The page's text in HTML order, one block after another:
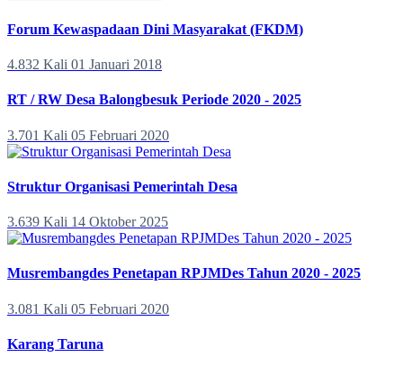
Forum Kewaspadaan Dini Masyarakat (FKDM)
4.832 Kali 01 Januari 2018
RT / RW Desa Balongbesuk Periode 2020 - 2025
3.701 Kali 05 Februari 2020
Struktur Organisasi Pemerintah Desa
3.639 Kali 14 Oktober 2025
Musrembangdes Penetapan RPJMDes Tahun 2020 - 2025
3.081 Kali 05 Februari 2020
Karang Taruna